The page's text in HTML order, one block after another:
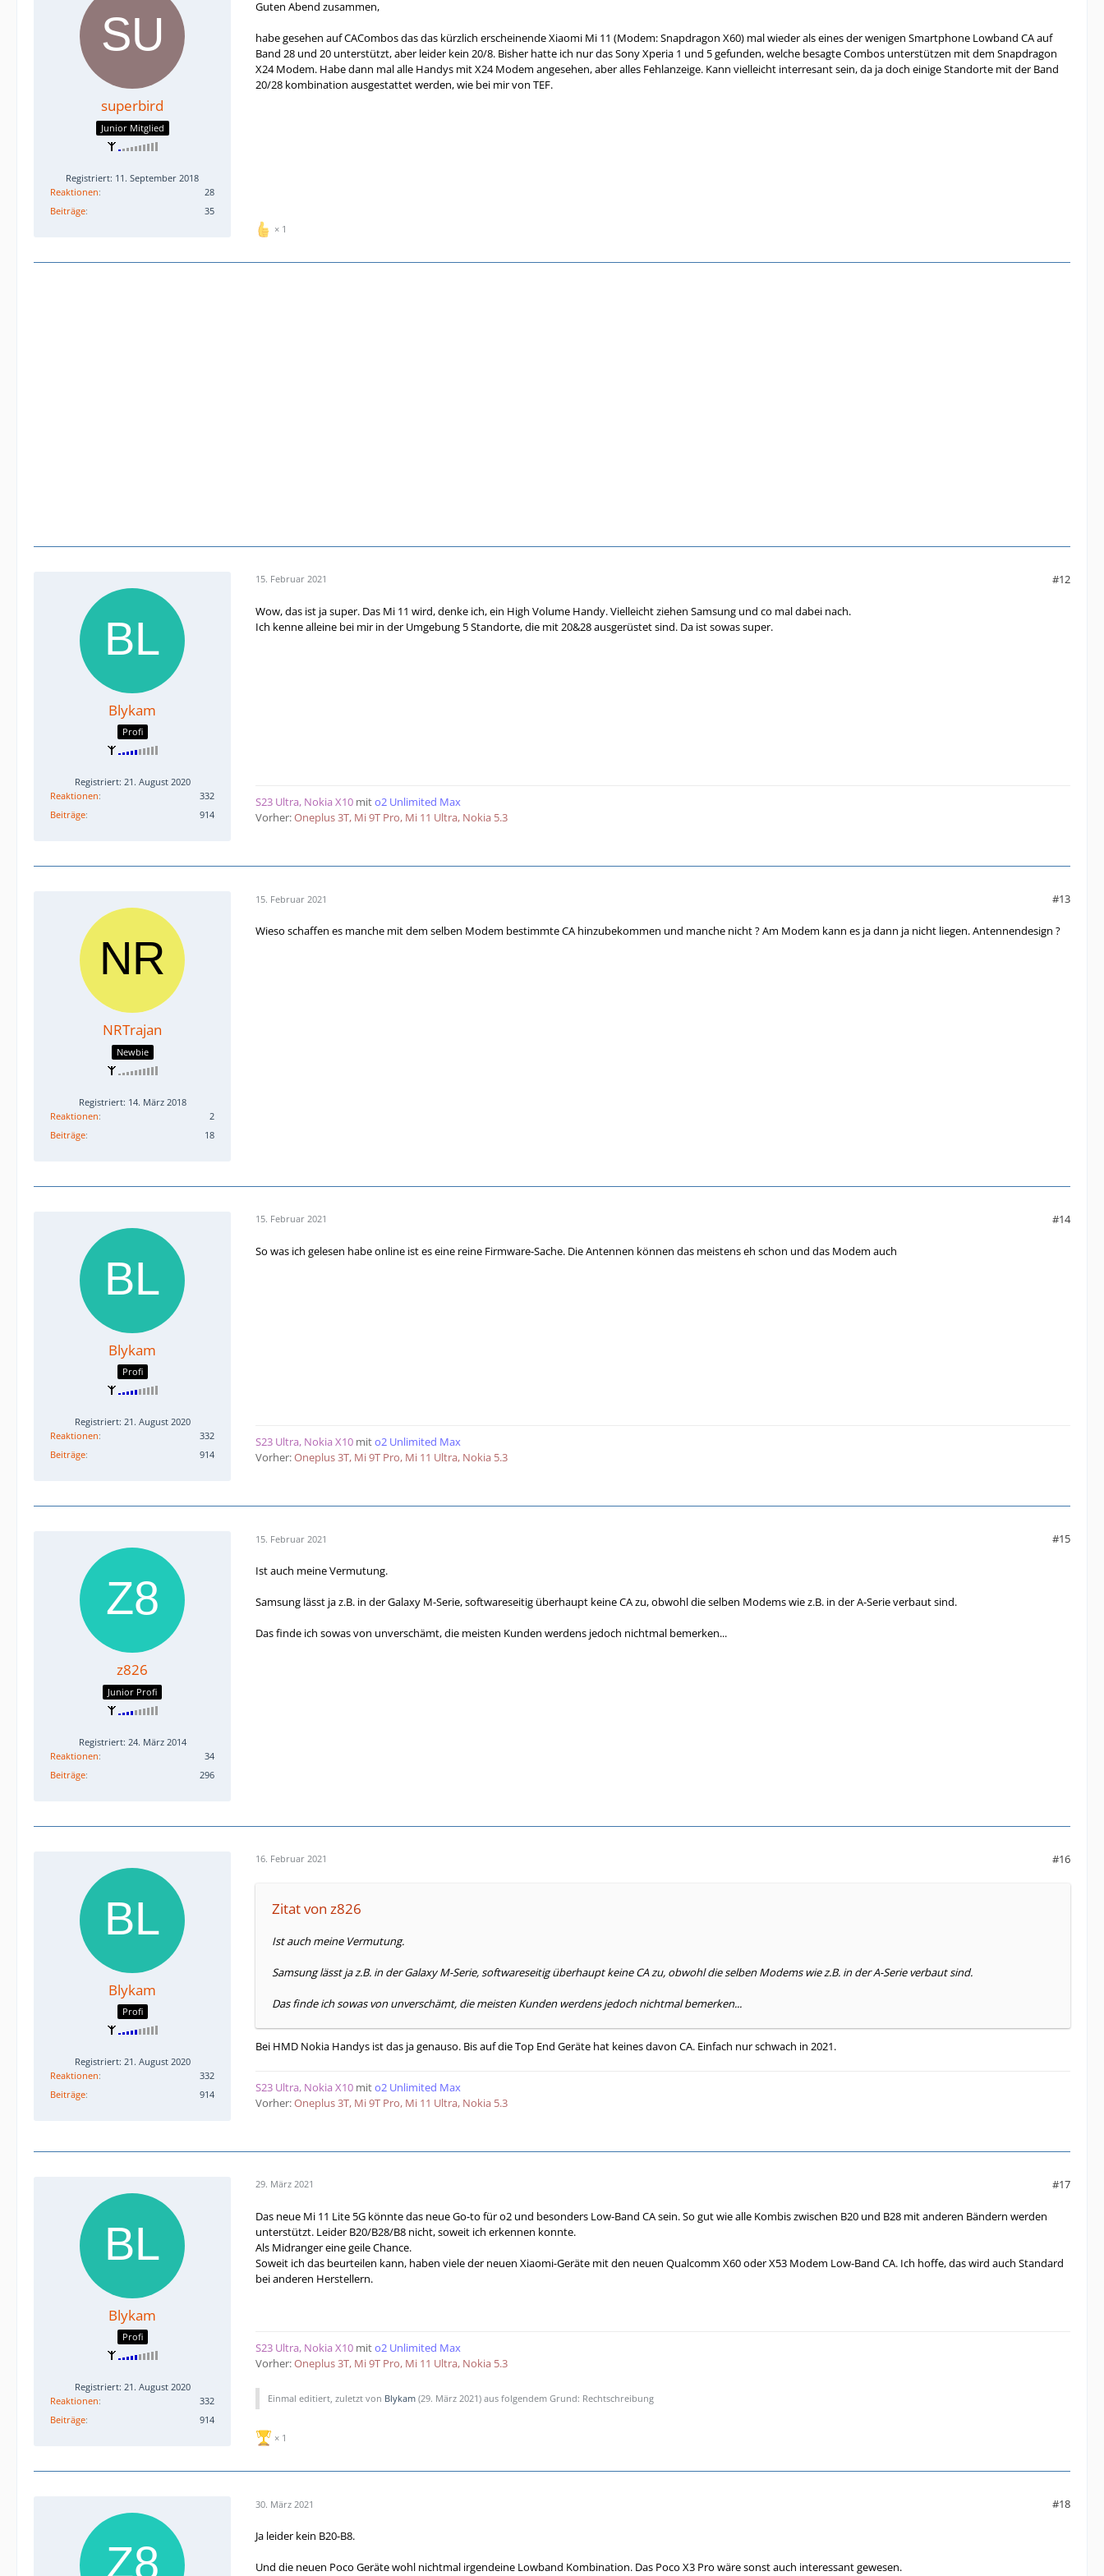
superbird
Junior Mitglied
Registriert: 11. September 2018
Reaktionen
28
Beiträge
35
Guten Abend zusammen,
habe gesehen auf CACombos das das kürzlich erscheinende Xiaomi Mi 11 (Modem: Snapdragon X60) mal wieder als eines der wenigen Smartphone Lowband CA auf
Band 28 und 20 unterstützt, aber leider kein 20/8. Bisher hatte ich nur das Sony Xperia 1 und 5 gefunden, welche besagte Combos unterstützen mit dem Snapdragon
X24 Modem. Habe dann mal alle Handys mit X24 Modem angesehen, aber alles Fehlanzeige. Kann vielleicht interresant sein, da ja doch einige Standorte mit der Band
20/28 kombination ausgestattet werden, wie bei mir von TEF.
1
Blykam
Profi
Registriert: 21. August 2020
Reaktionen
332
Beiträge
914
15. Februar 2021 #12
Wow, das ist ja super. Das Mi 11 wird, denke ich, ein High Volume Handy. Vielleicht ziehen Samsung und co mal dabei nach.
Ich kenne alleine bei mir in der Umgebung 5 Standorte, die mit 20&28 ausgerüstet sind. Da ist sowas super.
S23 Ultra, Nokia X10 mito2 Unlimited Max
Vorher:Oneplus 3T, Mi 9T Pro, Mi 11 Ultra, Nokia 5.3
NRTrajan
Newbie
Registriert: 14. März 2018
Reaktionen
2
Beiträge
18
15. Februar 2021 #13
Wieso schaffen es manche mit dem selben Modem bestimmte CA hinzubekommen und manche nicht ? Am Modem kann es ja dann ja nicht liegen. Antennendesign ?
Blykam
Profi
Registriert: 21. August 2020
Reaktionen
332
Beiträge
914
15. Februar 2021 #14
So was ich gelesen habe online ist es eine reine Firmware-Sache. Die Antennen können das meistens eh schon und das Modem auch
S23 Ultra, Nokia X10 mito2 Unlimited Max
Vorher:Oneplus 3T, Mi 9T Pro, Mi 11 Ultra, Nokia 5.3
z826
Junior Profi
Registriert: 24. März 2014
Reaktionen
34
Beiträge
296
15. Februar 2021 #15
Ist auch meine Vermutung.
Samsung lässt ja z.B. in der Galaxy M-Serie, softwareseitig überhaupt keine CA zu, obwohl die selben Modems wie z.B. in der A-Serie verbaut sind.
Das finde ich sowas von unverschämt, die meisten Kunden werdens jedoch nichtmal bemerken...
Blykam
Profi
Registriert: 21. August 2020
Reaktionen
332
Beiträge
914
16. Februar 2021 #16
Zitat von z826
Ist auch meine Vermutung.
Samsung lässt ja z.B. in der Galaxy M-Serie, softwareseitig überhaupt keine CA zu, obwohl die selben Modems wie z.B. in der A-Serie verbaut sind.
Das finde ich sowas von unverschämt, die meisten Kunden werdens jedoch nichtmal bemerken...
Bei HMD Nokia Handys ist das ja genauso. Bis auf die Top End Geräte hat keines davon CA. Einfach nur schwach in 2021.
S23 Ultra, Nokia X10 mito2 Unlimited Max
Vorher:Oneplus 3T, Mi 9T Pro, Mi 11 Ultra, Nokia 5.3
Blykam
Profi
Registriert: 21. August 2020
Reaktionen
332
Beiträge
914
29. März 2021 #17
Das neue Mi 11 Lite 5G könnte das neue Go-to für o2 und besonders Low-Band CA sein. So gut wie alle Kombis zwischen B20 und B28 mit anderen Bändern werden
unterstützt. Leider B20/B28/B8 nicht, soweit ich erkennen konnte.
Als Midranger eine geile Chance.
Soweit ich das beurteilen kann, haben viele der neuen Xiaomi-Geräte mit den neuen Qualcomm X60 oder X53 Modem Low-Band CA. Ich hoffe, das wird auch Standard
bei anderen Herstellern.
S23 Ultra, Nokia X10 mito2 Unlimited Max
Vorher:Oneplus 3T, Mi 9T Pro, Mi 11 Ultra, Nokia 5.3
Einmal editiert, zuletzt von Blykam (29. März 2021) aus folgendem Grund: Rechtschreibung
1
30. März 2021 #18
Ja leider kein B20-B8.
Und die neuen Poco Geräte wohl nichtmal irgendeine Lowband Kombination. Das Poco X3 Pro wäre sonst auch interessant gewesen.